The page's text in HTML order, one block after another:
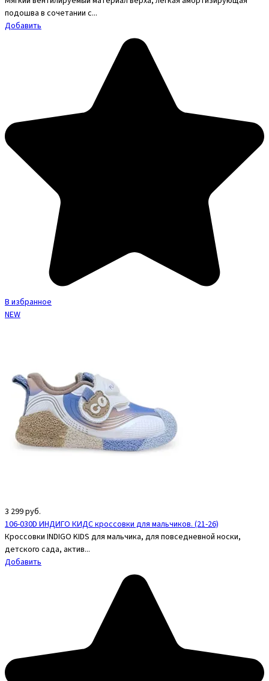
подошва в сочетании с...
Добавить
В избранное
NEW
3 299руб.
106-030D ИНДИГО КИДС кроссовки для мальчиков. (21-26)
Кроссовки INDIGO KIDS для мальчика, для повседневной носки,
детского сада, актив...
Добавить